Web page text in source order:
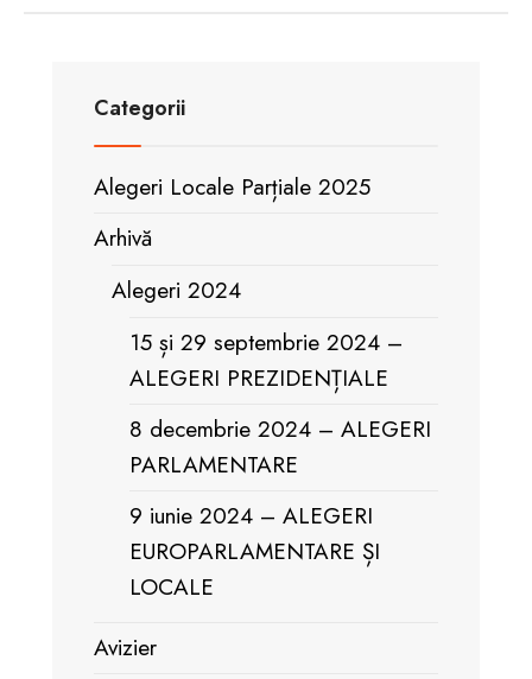
Categorii
Alegeri Locale Parțiale 2025
Arhivă
Alegeri 2024
15 și 29 septembrie 2024 –
ALEGERI PREZIDENȚIALE
8 decembrie 2024 – ALEGERI
PARLAMENTARE
9 iunie 2024 – ALEGERI
EUROPARLAMENTARE ȘI
LOCALE
Avizier